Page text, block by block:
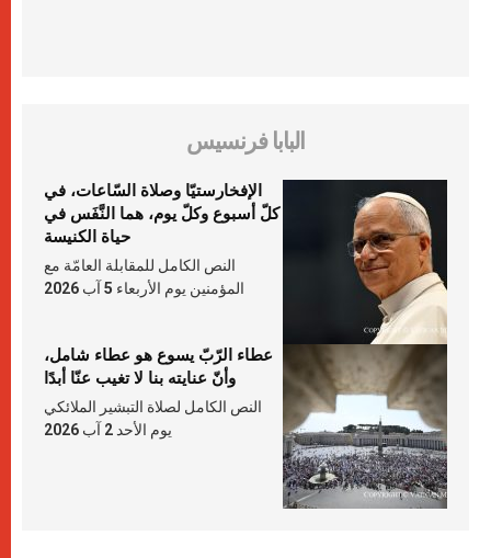
البابا فرنسيس
الإفخارستيّا وصلاة السّاعات، في
كلّ أسبوع وكلّ يوم، هما النَّفَس في
حياة الكنيسة
النص الكامل للمقابلة العامّة مع
المؤمنين يوم الأربعاء 5 آب 2026
عطاء الرّبّ يسوع هو عطاء شامل،
وأنّ عنايته بنا لا تغيب عنّا أبدًا
النص الكامل لصلاة التبشير الملائكي
يوم الأحد 2 آب 2026